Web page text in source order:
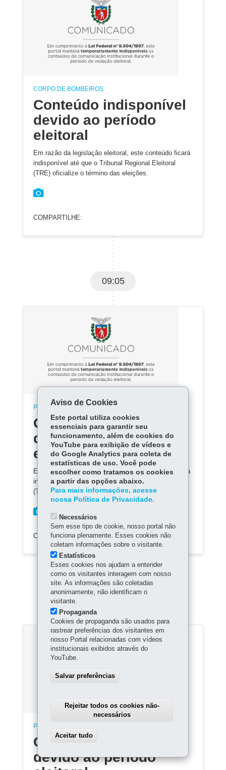
CORPO DE BOMBEIROS
Conteúdo indisponível
devido ao período
eleitoral
Em razão da legislação eleitoral, este conteúdo ficará
indisponível até que o Tribunal Regional Eleitoral
(TRE) oficialize o término das eleições.
COMPARTILHE:
09:05
POLÍCIA MILITAR
Conteúdo indisponível
devido ao período
eleitoral
Em razão da legislação eleitoral, este conteúdo ficará
indisponível até que o Tribunal Regional Eleitoral
(TRE) oficialize o término das eleições.
COMPARTILHE:
POLÍCIA MILITAR
Conteúdo indisponível
devido ao período
Aviso de Cookies
Este portal utiliza cookies
essenciais para garantir seu
funcionamento, além de cookies do
YouTube para exibição de vídeos e
do Google Analytics para coleta de
estatísticas de uso. Você pode
escolher como tratamos os cookies
a partir das opções abaixo.
Para mais informações, acesse
nossa Política de Privacidade.
Necessários
Sem esse tipo de cookie, nosso portal não
funciona plenamente. Esses cookies não
coletam informações sobre o visitante.
Estatísticos
Esses cookies nos ajudam a entender
como os visitantes interagem com nosso
site. As informações são coletadas
anonimamente, não identificam o
visitante.
Propaganda
Cookies de propaganda são usados para
rastrear preferências dos visitantes em
nosso Portal relacionadas com vídeos
institucionais exibidos através do
YouTube.
Salvar preferências
Rejeitar todos os cookies não-
necessários
Aceitar tudo